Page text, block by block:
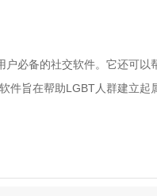
必备的社交软件。它还可以
件旨在帮助LGBT人群建立起